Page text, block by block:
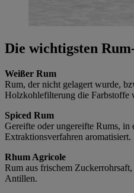
Die wichtigsten
Weißer Rum
Rum, der nicht gelagert wurde,
Holzkohlefilterung die Farbstoffe
Spiced Rum
Gereifte oder ungereifte Rums, in
Extraktionsverfahren aromatisiert.
Rhum Agricole
Rum aus frischem
Antillen.